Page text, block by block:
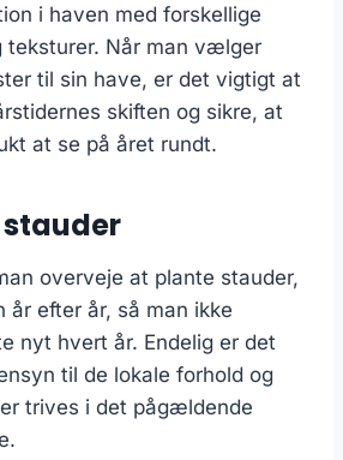
i haven med forskellige
teksturer. Når man vælger
til sin have, er det vigtigt at
skiften og sikre, at
at se på året rundt.
overveje at plante stauder,
år efter år, så man ikke
nyt hvert år. Endelig er det
til de lokale forhold og
trives i det pågældende